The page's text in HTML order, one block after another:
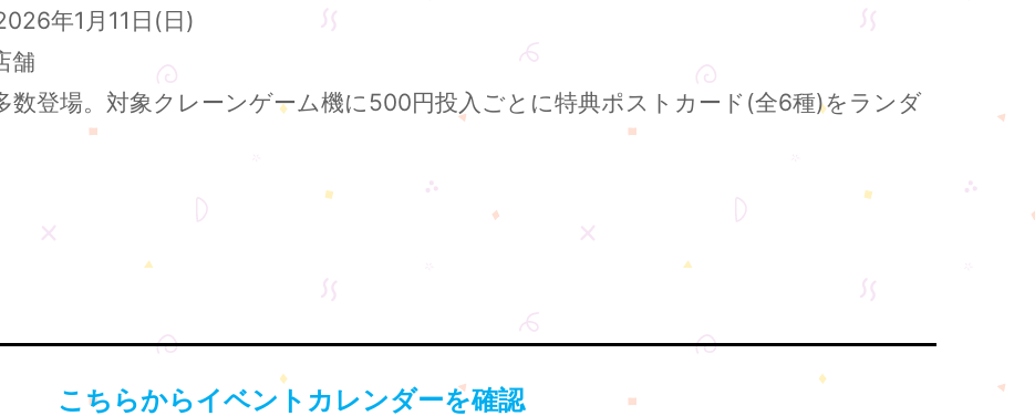
年1月11日(日)
舗
数登場。対象クレーンゲーム機に500円投入ごとに特典ポストカード(全6種)をランダ
こちらからイベントカレンダーを確認